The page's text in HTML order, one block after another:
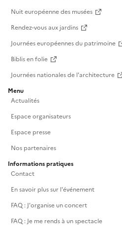
Condes$a
Nuit européenne des musées
Rendez-vous aux jardins
Journées européennes du patrimoine
Biblis en folie
Journées nationales de l'architecture
Menu
Actualités
Espace organisateurs
Espace presse
Nos partenaires
Informations pratiques
Contact
En savoir plus sur l'événement
FAQ : J'organise un concert
FAQ : Je me rends à un spectacle